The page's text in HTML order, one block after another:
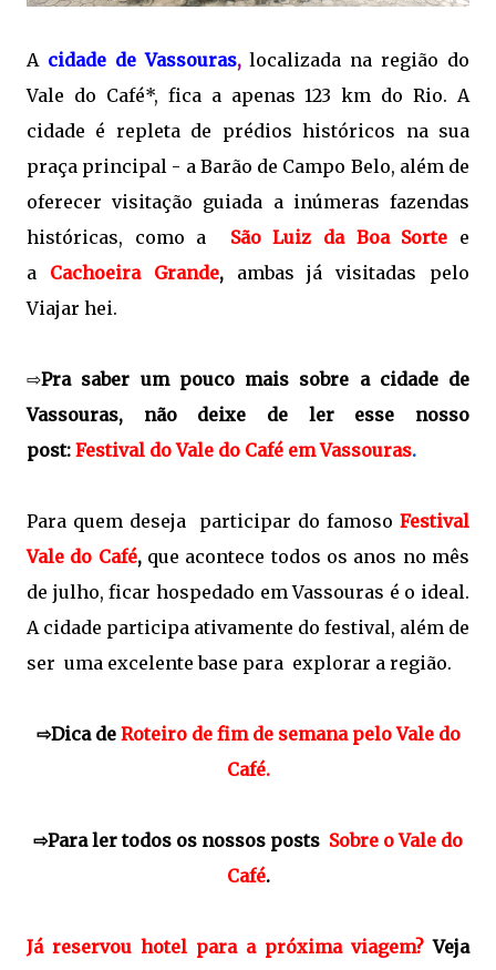
A cidade de Vassouras,localizada na região do
Vale do Café*, fica a apenas 123 km do Rio. A
cidade é repleta de prédios históricos na sua
praça principal - a Barão de Campo Belo, além de
oferecer visitação guiada a inúmeras fazendas
históricas, como a São Luiz da Boa Sorte e
a
Cachoeira Grande,ambas já visitadas pelo
Viajar hei.
⇨Pra saber um pouco mais sobre a cidade de
Vassouras, não deixe de ler esse nosso
post: Festival do Vale do Café em Vassouras.
Para quem deseja participar do famoso Festival
Vale do Café,que acontece todos os anos no mês
de julho, ficar hospedado em Vassouras é o ideal.
A cidade participa ativamente do festival, além de
ser uma excelente base para explorar a região.
⇨Dica de Roteiro de fim de semana pelo Vale do
Café.
⇨Para ler todos os nossos posts Sobre o Vale do
Café.
Já reservou hotel para a próxima viagem?Veja